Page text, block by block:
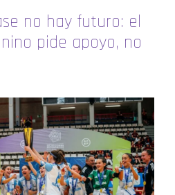
no hay futuro: el
pide apoyo, no